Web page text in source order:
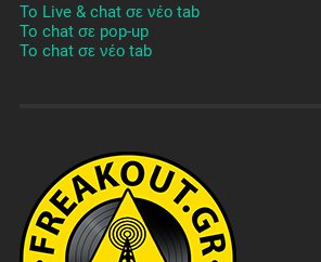
To Live & chat σε νέο tab
To chat σε pop-up
To chat σε νέο tab